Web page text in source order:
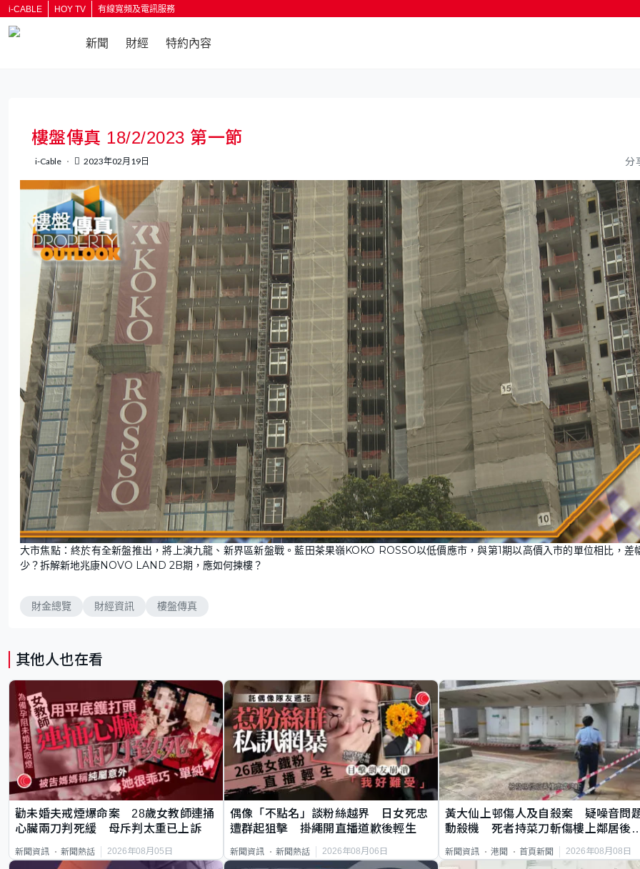
i-CABLE HOY TV 有線寬頻及電訊服務
新聞 財經 特約內容
樓盤傳真 18/2/2023 第一節
i-Cable 2023年02月19日 分
大市焦點：終於有全新盤推出，將上演九龍、新界區新盤戰。藍田茶果嶺KOKO ROSSO以低價應市，與第1期以高價入市的單位相比，差
少？拆解新地兆康NOVO LAND 2B期，應如何揀樓？
財金總覽 財經資訊 樓盤傳真
其他人也在看
勸未婚夫戒煙爆命案 28歲女教師連捅
心臟兩刀判死緩 母斥判太重已上訴
新聞資訊 新聞熱話 2026年08月05日
偶像「不點名」談粉絲越界 日女死忠
遭群起狙擊 掛繩開直播道歉後輕生
新聞資訊 新聞熱話 2026年08月06日
黃大仙上邨傷人及自殺案 疑噪音問
動殺機 死者持菜刀斬傷樓上鄰居後
新聞資訊 港聞 首頁新聞 2026年08月08日